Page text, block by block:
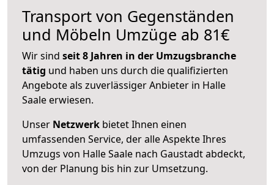
Transport von Gegenständen
und Möbeln Umzüge ab 81€
Wir sind seit 8 Jahren in der Umzugsbranche
tätig und haben uns durch die qualifizierten
Angebote als zuverlässiger Anbieter in Halle
Saale erwiesen.
Unser Netzwerk bietet Ihnen einen
umfassenden Service, der alle Aspekte Ihres
Umzugs von Halle Saale nach Gaustadt abdeckt,
von der Planung bis hin zur Umsetzung.